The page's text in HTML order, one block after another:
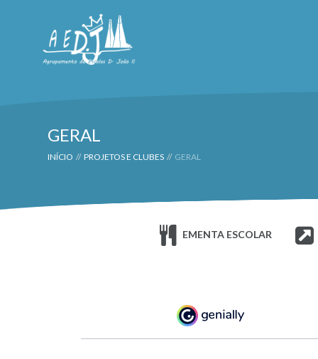
GERAL
INÍCIO // PROJETOS E CLUBES // GERAL
EMENTA ESCOLAR